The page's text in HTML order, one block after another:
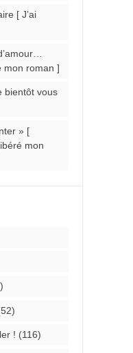
[ J’ai
mon roman ]
bientôt vous
» [
mon
! (116)